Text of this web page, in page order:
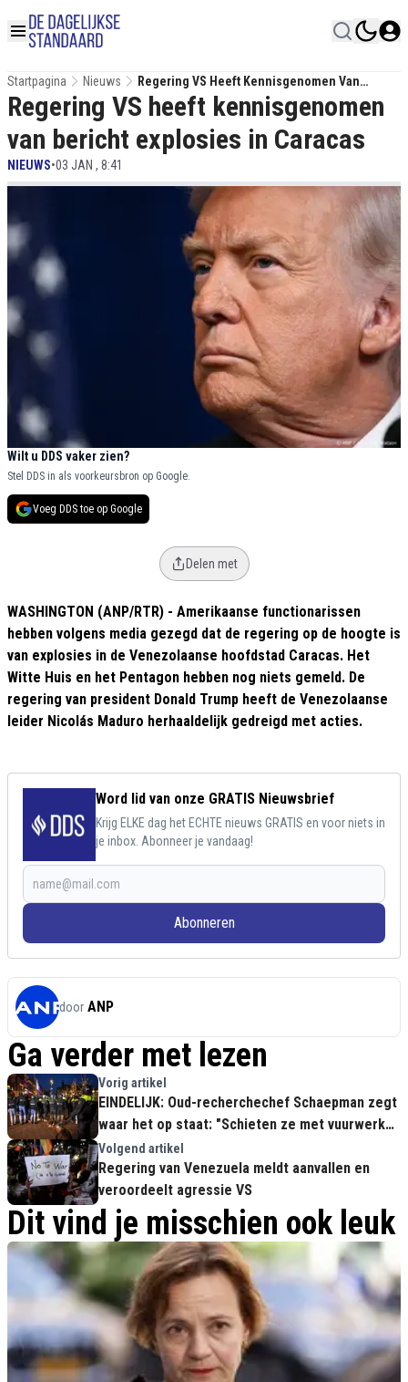
Startpagina Nieuws
Regering VS Heeft Kennisgenomen Van
Bericht Explosies In Caracas
Regering VS heeft kennisgenomen
van bericht explosies in Caracas
NIEUWS•03 JAN , 8:41
Wilt u DDS vaker zien?
Stel DDS in als voorkeursbron op Google.
Voeg DDS toe op Google
Delen met
WASHINGTON (ANP/RTR) - Amerikaanse functionarissen
hebben volgens media gezegd dat de regering op de hoogte is
van explosies in de Venezolaanse hoofdstad Caracas. Het
Witte Huis en het Pentagon hebben nog niets gemeld. De
regering van president Donald Trump heeft de Venezolaanse
leider Nicolás Maduro herhaaldelijk gedreigd met acties.
Word lid van onze GRATIS Nieuwsbrief
Krijg ELKE dag het ECHTE nieuws GRATIS en voor niets in
je inbox. Abonneer je vandaag!
Abonneren
door ANP
Ga verder met lezen
Vorig artikel
EINDELIJK: Oud-recherchechef Schaepman zegt
waar het op staat: "Schieten ze met vuurwerk?
Dan schieten we terug!"
Volgend artikel
Regering van Venezuela meldt aanvallen en
veroordeelt agressie VS
Dit vind je misschien ook leuk